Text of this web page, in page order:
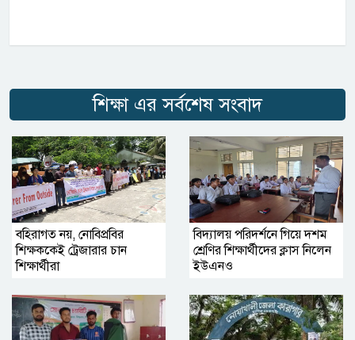
শিক্ষা এর সর্বশেষ সংবাদ
বহিরাগত নয়, নোবিপ্রবির
শিক্ষককেই ট্রেজারার চান
শিক্ষার্থীরা
বিদ্যালয় পরিদর্শনে গিয়ে দশম
শ্রেণির শিক্ষার্থীদের ক্লাস নিলেন
ইউএনও